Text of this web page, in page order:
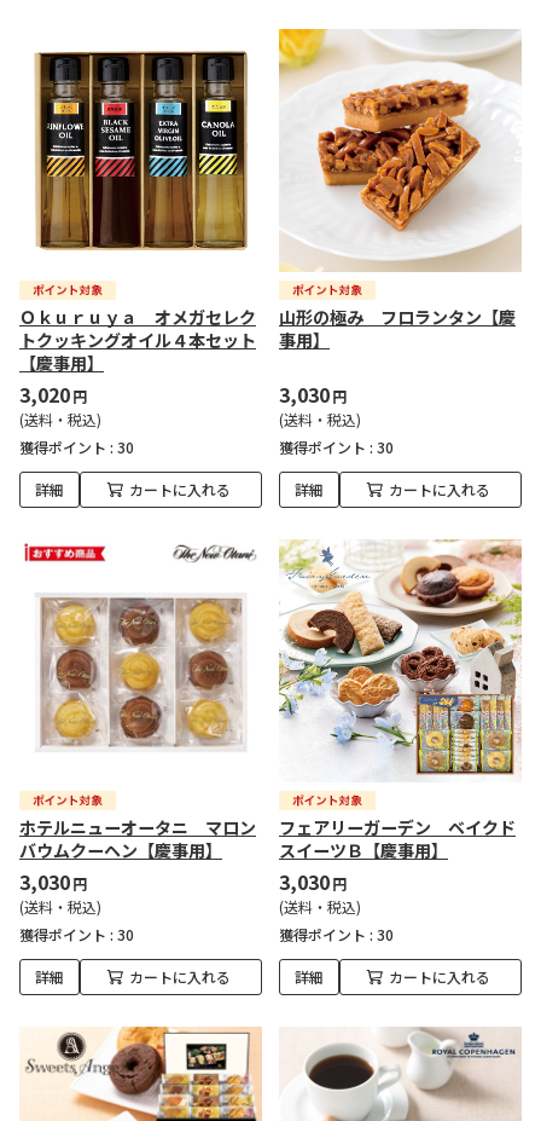
Ｏｋｕｒｕｙａ オメガセレク
トクッキングオイル４本セット
【慶事用】
3,020円
(送料・税込)
獲得ポイント : 30
詳細 カートに入れる
山形の極み フロランタン【慶
事用】
3,030円
(送料・税込)
獲得ポイント : 30
詳細 カートに入れる
ホテルニューオータニ マロン
バウムクーヘン【慶事用】
3,030円
(送料・税込)
獲得ポイント : 30
詳細 カートに入れる
フェアリーガーデン ベイクド
スイーツＢ【慶事用】
3,030円
(送料・税込)
獲得ポイント : 30
詳細 カートに入れる